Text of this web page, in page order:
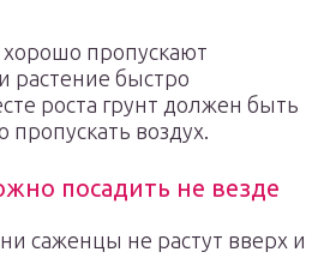
пропускают
растение быстро
роста грунт должен быть
воздух.
посадить не везде
саженцы не растут вверх и